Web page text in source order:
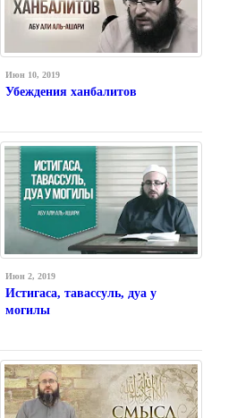
Июн 10, 2019
Убеждения ханбалитов
Июн 2, 2019
Истигаса, тавассуль, дуа у
могилы